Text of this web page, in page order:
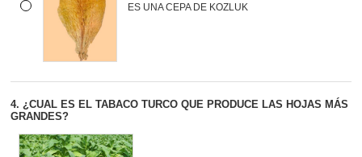
ES UNA CEPA DE KOZLUK
4.¿CUAL ES EL TABACO TURCO QUE PRODUCE LAS HOJAS MÁS
GRANDES?